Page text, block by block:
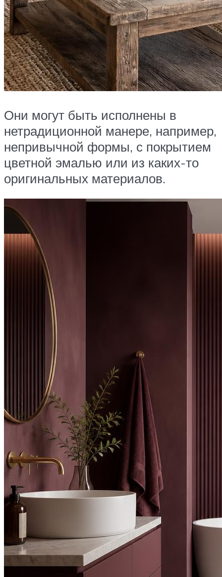
Они могут быть исполнены в
нетрадиционной манере, например,
непривычной формы, с покрытием
цветной эмалью или из каких-то
оригинальных материалов.